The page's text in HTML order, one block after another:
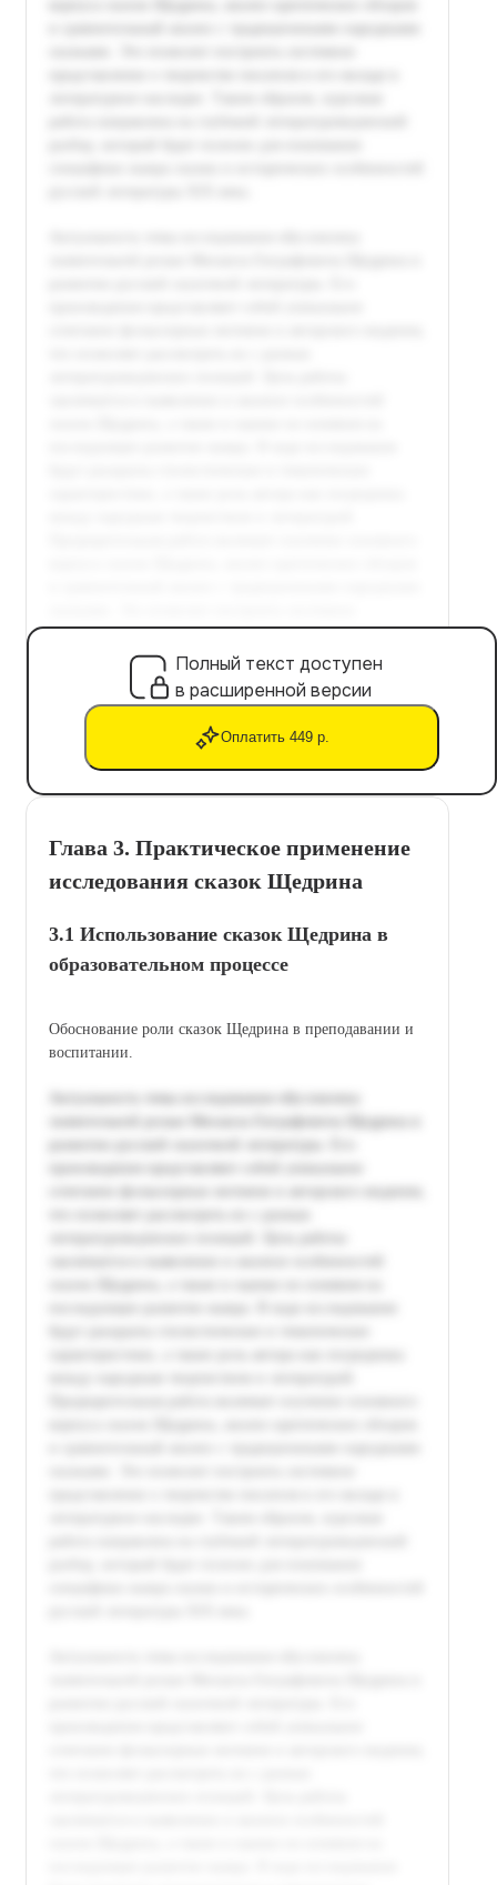
Полный текст доступен
в расширенной версии
Оплатить 449 р.
Глава 3. Практическое применение
исследования сказок Щедрина
3.1 Использование сказок Щедрина в
образовательном процессе
Обоснование роли сказок Щедрина в преподавании и
воспитании.